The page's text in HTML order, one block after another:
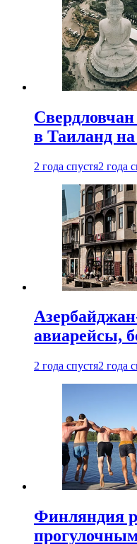
в Таиланд
2 года спустя2 года
авиарейсы,
2 года спустя2 года
Финляндия